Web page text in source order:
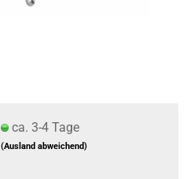
ca. 3-4 Tage
(Ausland abweichend)